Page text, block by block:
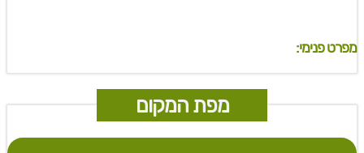
מפרט פנימי:
מפת המקום